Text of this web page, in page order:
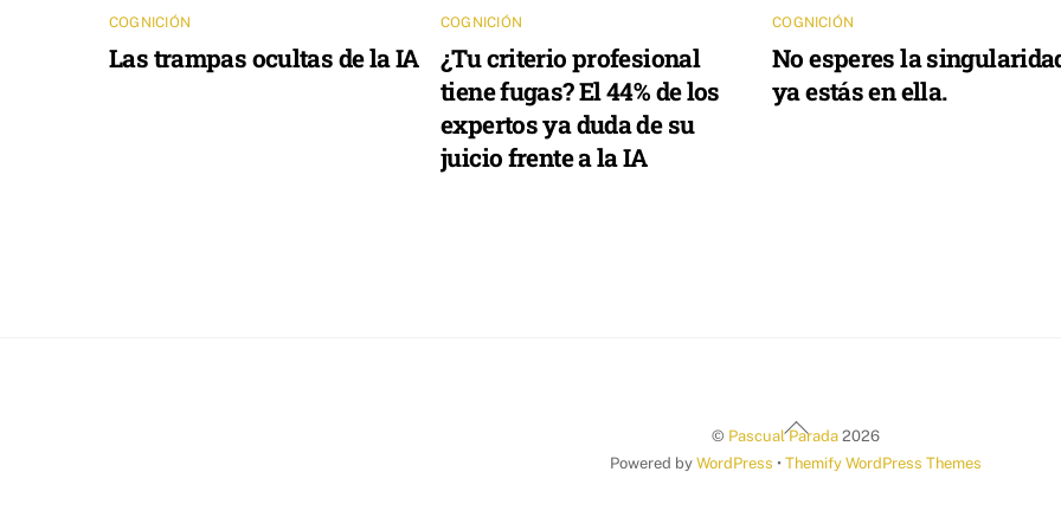
COGNICIÓN
Las trampas ocultas de la IA
COGNICIÓN
¿Tu criterio profesional
tiene fugas? El 44% de los
expertos ya duda de su
juicio frente a la IA
COGNICIÓN
No esperes la
ya estás en ella.
Back
To
© Pascual Parada 2026
Powered by WordPress • Themify WordPress Themes